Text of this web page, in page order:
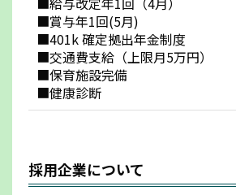
■賞与年1回(5月)
■401k 確定拠出年金制度
■交通費支給（上限月5万円）
■保育施設完備
■健康診断
採用企業について